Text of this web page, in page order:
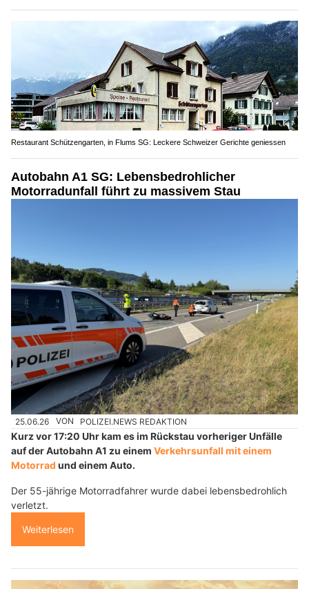
Restaurant Schützengarten, in Flums SG: Leckere Schweizer Gerichte geniessen
Autobahn A1 SG: Lebensbedrohlicher
Motorradunfall führt zu massivem Stau
25.06.26 VON POLIZEI.NEWS REDAKTION
Kurz vor 17:20 Uhr kam es im Rückstau vorheriger Unfälle
auf der Autobahn A1 zu einem Verkehrsunfall mit einem
Motorrad und einem Auto.
Der 55-jährige Motorradfahrer wurde dabei lebensbedrohlich
verletzt.
Weiterlesen